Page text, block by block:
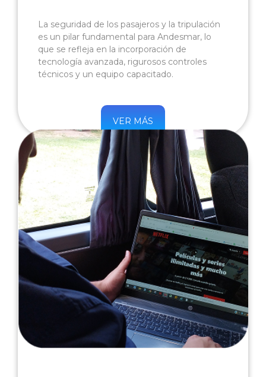
La seguridad de los pasajeros y la tripulación
es un pilar fundamental para Andesmar, lo
que se refleja en la incorporación de
tecnología avanzada, rigurosos controles
técnicos y un equipo capacitado.
VER MÁS